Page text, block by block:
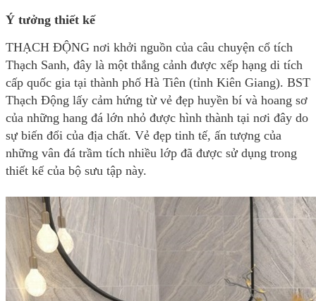
Ý tưởng thiết kế
THẠCH ĐỘNG nơi khởi nguồn của câu chuyện cổ tích
Thạch Sanh, đây là một thắng cảnh được xếp hạng di tích
cấp quốc gia tại thành phố Hà Tiên (tỉnh Kiên Giang). BST
Thạch Động lấy cảm hứng từ vẻ đẹp huyền bí và hoang sơ
của những hang đá lớn nhỏ được hình thành tại nơi đây do
sự biến đổi của địa chất. Vẻ đẹp tinh tế, ấn tượng của
những vân đá trầm tích nhiều lớp đã được sử dụng trong
thiết kế của bộ sưu tập này.